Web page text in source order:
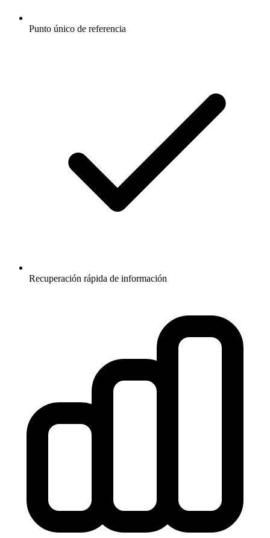
Punto único de referencia
Recuperación rápida de información